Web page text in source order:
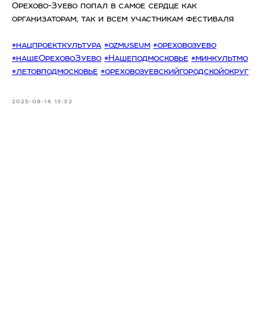
Орехово-Зуево попал в самое сердце как
организаторам, так и всем участникам фестиваля
#нацпроекткультура #ozmuseum #ореховозуево
#нашеОреховоЗуево #Нашеподмосковье #минкультмо
#летовподмосковье #ореховозуевскийгородскойокруг
2025-08-16 13:32